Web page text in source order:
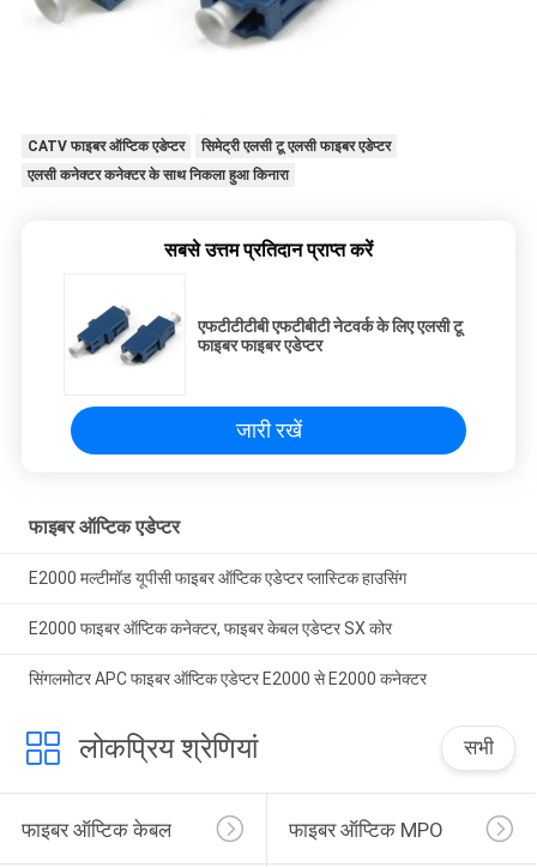
CATV फाइबर ऑप्टिक एडेप्टर
सिमेट्री एलसी टू एलसी फाइबर एडेप्टर
एलसी कनेक्टर कनेक्टर के साथ निकला हुआ किनारा
सबसे उत्तम प्रतिदान प्राप्त करें
एफटीटीटीबी एफटीबीटी नेटवर्क के लिए एलसी टू
फाइबर फाइबर एडेप्टर
जारी रखें
फाइबर ऑप्टिक एडेप्टर
E2000 मल्टीमॉड यूपीसी फाइबर ऑप्टिक एडेप्टर प्लास्टिक हाउसिंग
E2000 फाइबर ऑप्टिक कनेक्टर, फाइबर केबल एडेप्टर SX कोर
सिंगलमोटर APC फाइबर ऑप्टिक एडेप्टर E2000 से E2000 कनेक्टर
लोकप्रिय श्रेणियां सभी
फाइबर ऑप्टिक केबल फाइबर ऑप्टिक MPO